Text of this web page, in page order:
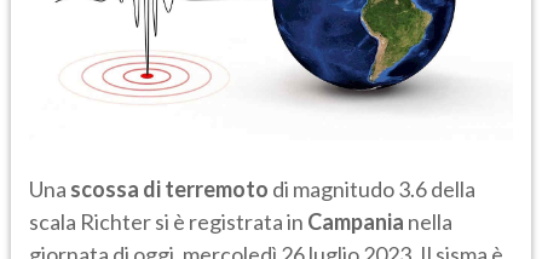
Una scossa di terremoto di magnitudo 3.6 della
scala Richter si è registrata in Campania nella